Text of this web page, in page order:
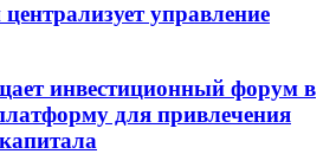
управление
инвестиционный форум в
для привлечения